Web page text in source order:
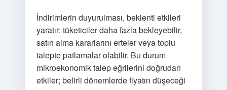
İndirimlerin duyurulması, beklenti etkileri
yaratır: tüketiciler daha fazla bekleyebilir,
satın alma kararlarını erteler veya toplu
talepte patlamalar olabilir. Bu durum
mikroekonomik talep eğrilerini doğrudan
etkiler; belirli dönemlerde fiyatın düşeceği